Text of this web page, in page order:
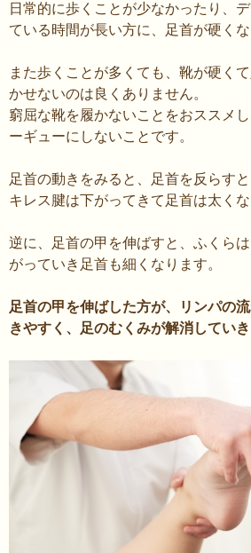
日常的に歩くことが少なかったり、
ている時間が長い方に、足首が硬くな
また歩くことが多くても、靴が硬く
かせないのは良くありません。
窮屈な靴を履かないことをおススメ
ーギューにしないことです。
足首の動きをみると、足首を反らす
キレス腱は下がってきて足首は太くな
逆に、足首の甲を伸ばすと、ふくら
がっていき足首も細くなります。
足首の甲を伸ばした方が、リンパの
きやすく、足のむくみが解消していき